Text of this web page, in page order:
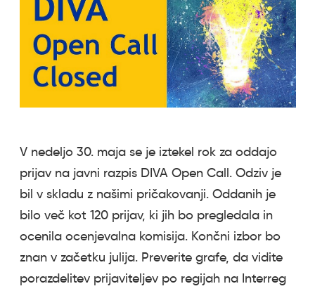
V nedeljo 30. maja se je iztekel rok za oddajo
prijav na javni razpis DIVA Open Call. Odziv je
bil v skladu z našimi pričakovanji. Oddanih je
bilo več kot 120 prijav, ki jih bo pregledala in
ocenila ocenjevalna komisija. Končni izbor bo
znan v začetku julija. Preverite grafe, da vidite
porazdelitev prijaviteljev po regijah na Interreg